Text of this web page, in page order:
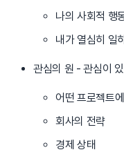
나의 사회적 행
내가 열심히 일
관심의 원 - 관심이
어떤 프로젝트
회사의 전략
경제 상태